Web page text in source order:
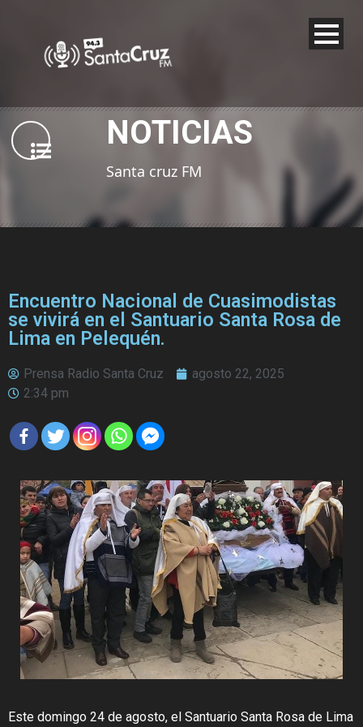
NOTICIAS
Santa cruz FM
Encuentro Nacional de Cuasimodistas
se vivirá en el Santuario Santa Rosa de
Lima en Pelequén.
Prensa Radio Santa Cruz
agosto 22, 2025
2:34 pm
Este domingo 24 de agosto, el Santuario Santa Rosa de Lima